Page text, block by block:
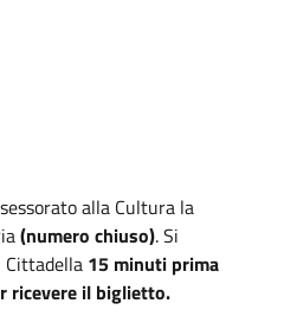
alla Cultura la
(numero chiuso). Si
Cittadella 15 minuti prima
ricevere il biglietto.